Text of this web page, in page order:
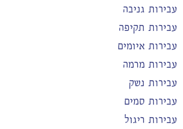
עבירות גניבה
עבירות תקיפה
עבירות איומים
עבירות מרמה
עבירות נשק
עבירות סמים
עבירות ריגול